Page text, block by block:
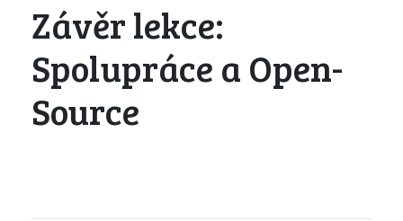
Závěr lekce:
Spolupráce a Open-
Source